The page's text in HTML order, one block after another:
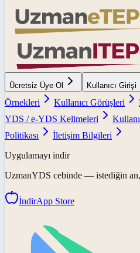
Ücretsiz Üye Ol Kullanıcı Girişi
Örnekleri
Kullanıcı Görüşleri
YDS / e-YDS Kelimeleri
Politikası
İletişim Bilgileri
Uygulamayı indir
UzmanYDS cebinde — istediğin
İndirApp Store